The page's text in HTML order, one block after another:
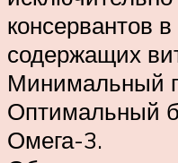
консервантов
содержащих
Минимальный
Оптимальный
Омега-3.